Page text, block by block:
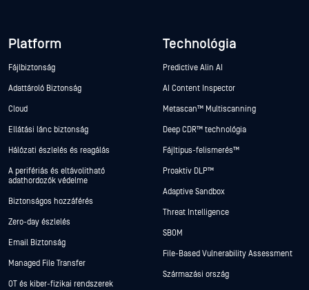
Platform
Fájlbiztonság
Adattároló Biztonság
Cloud
Ellátási lánc biztonság
Hálózati észlelés és reagálás
A perifériás és eltávolítható
adathordozók védelme
Biztonságos hozzáférés
Zero-day észlelés
Email Biztonság
Managed File Transfer
OT és kiber-fizikai rendszerek
Technológia
Predictive Alin AI
AI Content Inspector
Metascan™ Multiscanning
Deep CDR™ technológia
Fájltípus-felismerés™
Proaktív DLP™
Adaptive Sandbox
Threat Intelligence
SBOM
File-Based Vulnerability Assessment
Származási ország